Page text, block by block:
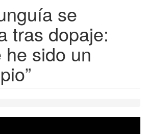
se
tras dopaje:
he sido un